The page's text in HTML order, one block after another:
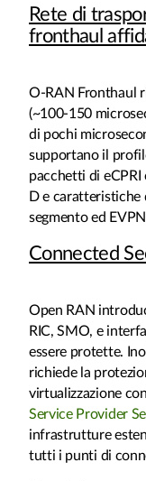
Rete di
fronthaul
O-RAN Fronthaul
(~100-150
di pochi
supportano il
pacchetti di
D e
segmento ed
Connected
Open RAN
RIC, SMO, e
essere protette.
richiede la
virtualizzazione
Service Provider
infrastrutture
tutti i punti di